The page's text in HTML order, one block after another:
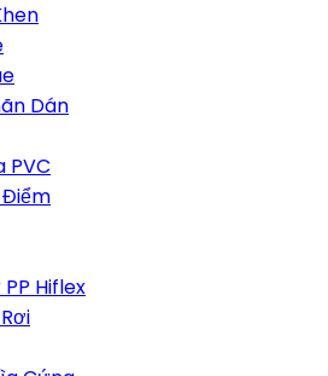
Dán
PVC
Hiflex